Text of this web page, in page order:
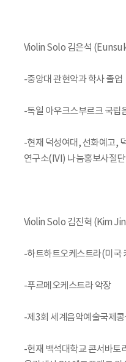
Violin Solo 김은석
-중앙대 관현악과 학사 졸업
-독일 아우크스부르크 국립
-현재 덕성여대, 선화예고,
연구소(IVI) 나눔홍보사절단
Violin Solo 김진혁 (Kim
-하트하트오케스트라(미국
-푸르메오케스트라 악장
-제3회 세계음악예술국제
-현재 백석대학교 콘서바토